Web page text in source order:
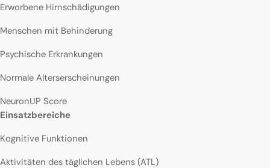
Erworbene Hirnschädigungen
Menschen mit Behinderung
Psychische Erkrankungen
Normale Alterserscheinungen
NeuronUP Score
Einsatzbereiche
Kognitive Funktionen
Aktivitäten des täglichen Lebens (ATL)